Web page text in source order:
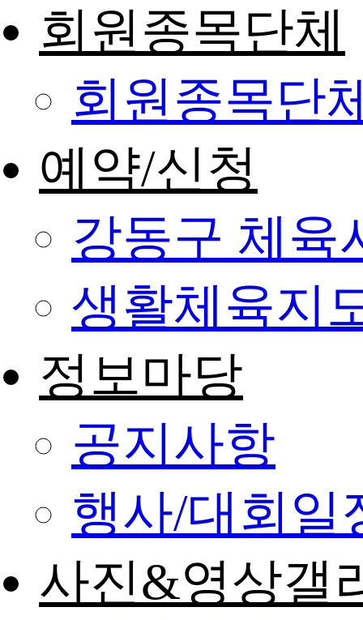
회원종목단체
회원종목단
예약/신청
강동구 체육
생활체육지
정보마당
공지사항
행사/대회일
사진&영상갤